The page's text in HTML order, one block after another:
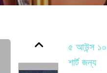
৫ আউন্স
শার্ট জন্য